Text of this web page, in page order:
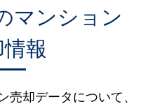
マンション
報
却データについて、